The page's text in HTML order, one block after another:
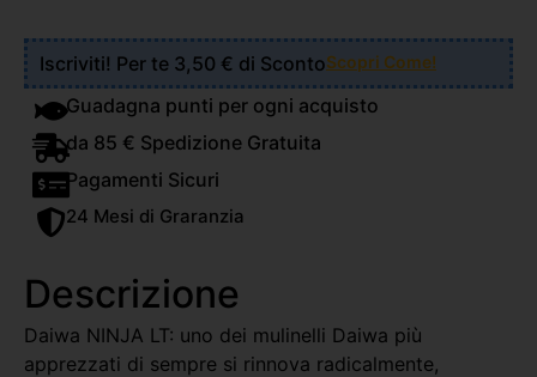
Iscriviti! Per te 3,50 € di ScontoScopri Come!
Guadagna punti per ogni acquisto
da 85 € Spedizione Gratuita
Pagamenti Sicuri
24 Mesi di Graranzia
Descrizione
Daiwa NINJA LT: uno dei mulinelli Daiwa più
apprezzati di sempre si rinnova radicalmente,